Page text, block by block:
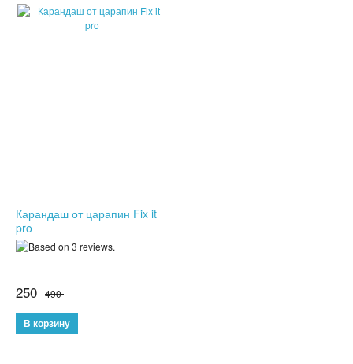
Карандаш от царапин Fix it
pro
250 490